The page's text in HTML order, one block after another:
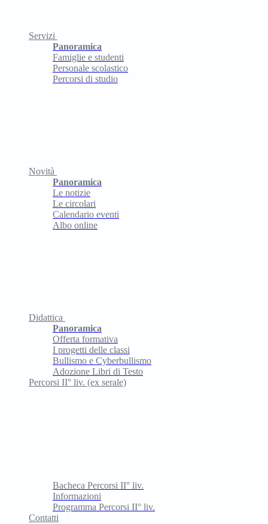
Servizi
Panoramica
Famiglie e studenti
Personale scolastico
Percorsi di studio
Novità
Panoramica
Le notizie
Le circolari
Calendario eventi
Albo online
Didattica
Panoramica
Offerta formativa
I progetti delle classi
Bullismo e Cyberbullismo
Adozione Libri di Testo
Percorsi II° liv. (ex serale)
Bacheca Percorsi II° liv.
Informazioni
Programma Percorsi II° liv.
Contatti